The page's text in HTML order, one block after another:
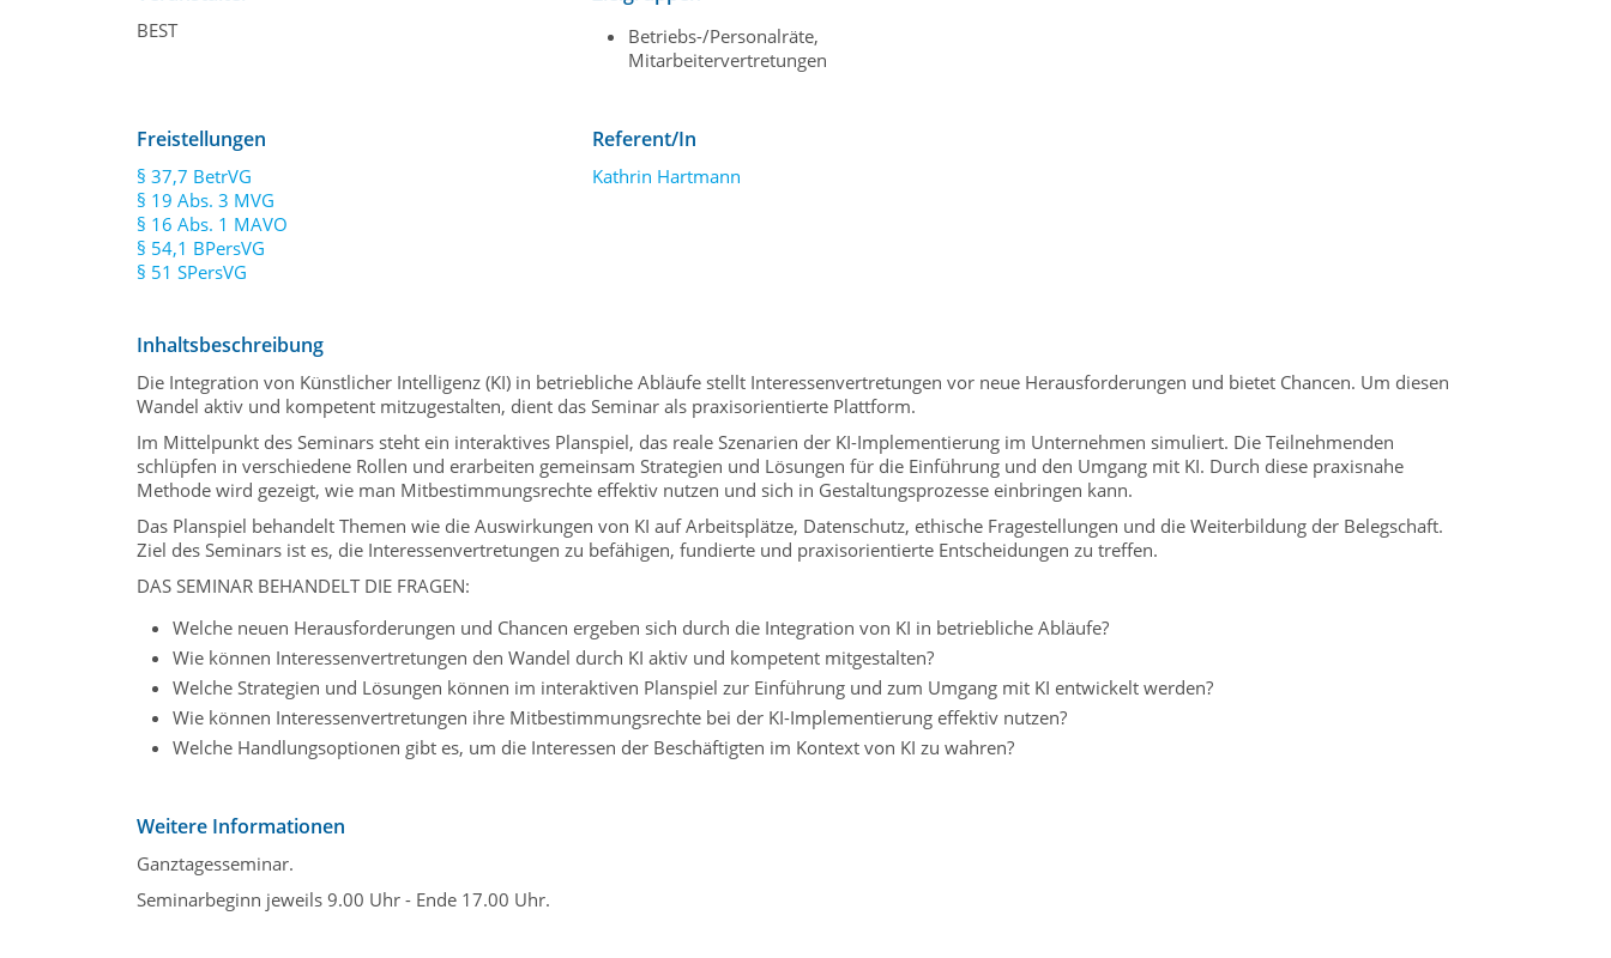
BEST
Betriebs-/Personalräte,
Mitarbeitervertretungen
Freistellungen
§ 37,7 BetrVG
§ 19 Abs. 3 MVG
§ 16 Abs. 1 MAVO
§ 54,1 BPersVG
§ 51 SPersVG
Referent/In
Kathrin Hartmann
Inhaltsbeschreibung
Die Integration von Künstlicher Intelligenz (KI) in betriebliche Abläufe stellt Interessenvertretungen vor neue Herausforderungen und bietet Chancen. Um diesen
Wandel aktiv und kompetent mitzugestalten, dient das Seminar als praxisorientierte Plattform.
Im Mittelpunkt des Seminars steht ein interaktives Planspiel, das reale Szenarien der KI-Implementierung im Unternehmen simuliert. Die Teilnehmenden
schlüpfen in verschiedene Rollen und erarbeiten gemeinsam Strategien und Lösungen für die Einführung und den Umgang mit KI. Durch diese praxisnahe
Methode wird gezeigt, wie man Mitbestimmungsrechte effektiv nutzen und sich in Gestaltungsprozesse einbringen kann.
Das Planspiel behandelt Themen wie die Auswirkungen von KI auf Arbeitsplätze, Datenschutz, ethische Fragestellungen und die Weiterbildung der Belegschaft.
Ziel des Seminars ist es, die Interessenvertretungen zu befähigen, fundierte und praxisorientierte Entscheidungen zu treffen.
DAS SEMINAR BEHANDELT DIE FRAGEN:
Welche neuen Herausforderungen und Chancen ergeben sich durch die Integration von KI in betriebliche Abläufe?
Wie können Interessenvertretungen den Wandel durch KI aktiv und kompetent mitgestalten?
Welche Strategien und Lösungen können im interaktiven Planspiel zur Einführung und zum Umgang mit KI entwickelt werden?
Wie können Interessenvertretungen ihre Mitbestimmungsrechte bei der KI-Implementierung effektiv nutzen?
Welche Handlungsoptionen gibt es, um die Interessen der Beschäftigten im Kontext von KI zu wahren?
Weitere Informationen
Ganztagesseminar.
Seminarbeginn jeweils 9.00 Uhr - Ende 17.00 Uhr.